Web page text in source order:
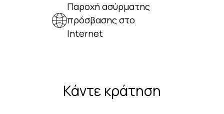
Παροχή ασύρματης
πρόσβασης στο
Internet
Κάντε κράτηση